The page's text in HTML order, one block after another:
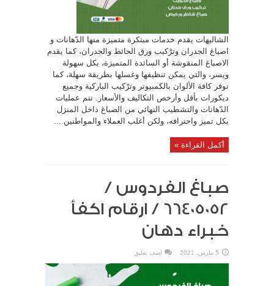
الشاليهات يقدم خدمات مبتكرة متميزة منها الدّهانات و
اصباغ الجدران وترْكيب ورق الحائط والجدران، كما يقدم
الاصباغ المنقوشة أو السائدة المتميزة، بكل سهولة
ويسر، والتي يمكن تنظيفها وغسلها بطريقة سهلة، كما
نوفر كافة الألوان بالكمبيوتر وترْكيب الباركية وجميع
ديكورات بأقل وأرخص التكاليف والأسعار. تتم عمليات
الدّهانات والتشطيب النهائي من الصباغ داخل المنزل
بكل تميز واحترافه، ولكن أغلب العملاء والمواطنين ...
أكمل القراءة »
صباغ الفردوس /
66405052 / ارقام اكفأ
خبراء دهان
5 مارس، 2021 اضف تعليق